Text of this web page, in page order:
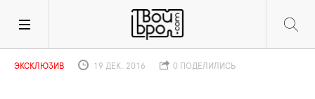
ЭКСКЛЮЗИВ 19 ДЕК. 2016 0 ПОДЕЛИЛИСЬ